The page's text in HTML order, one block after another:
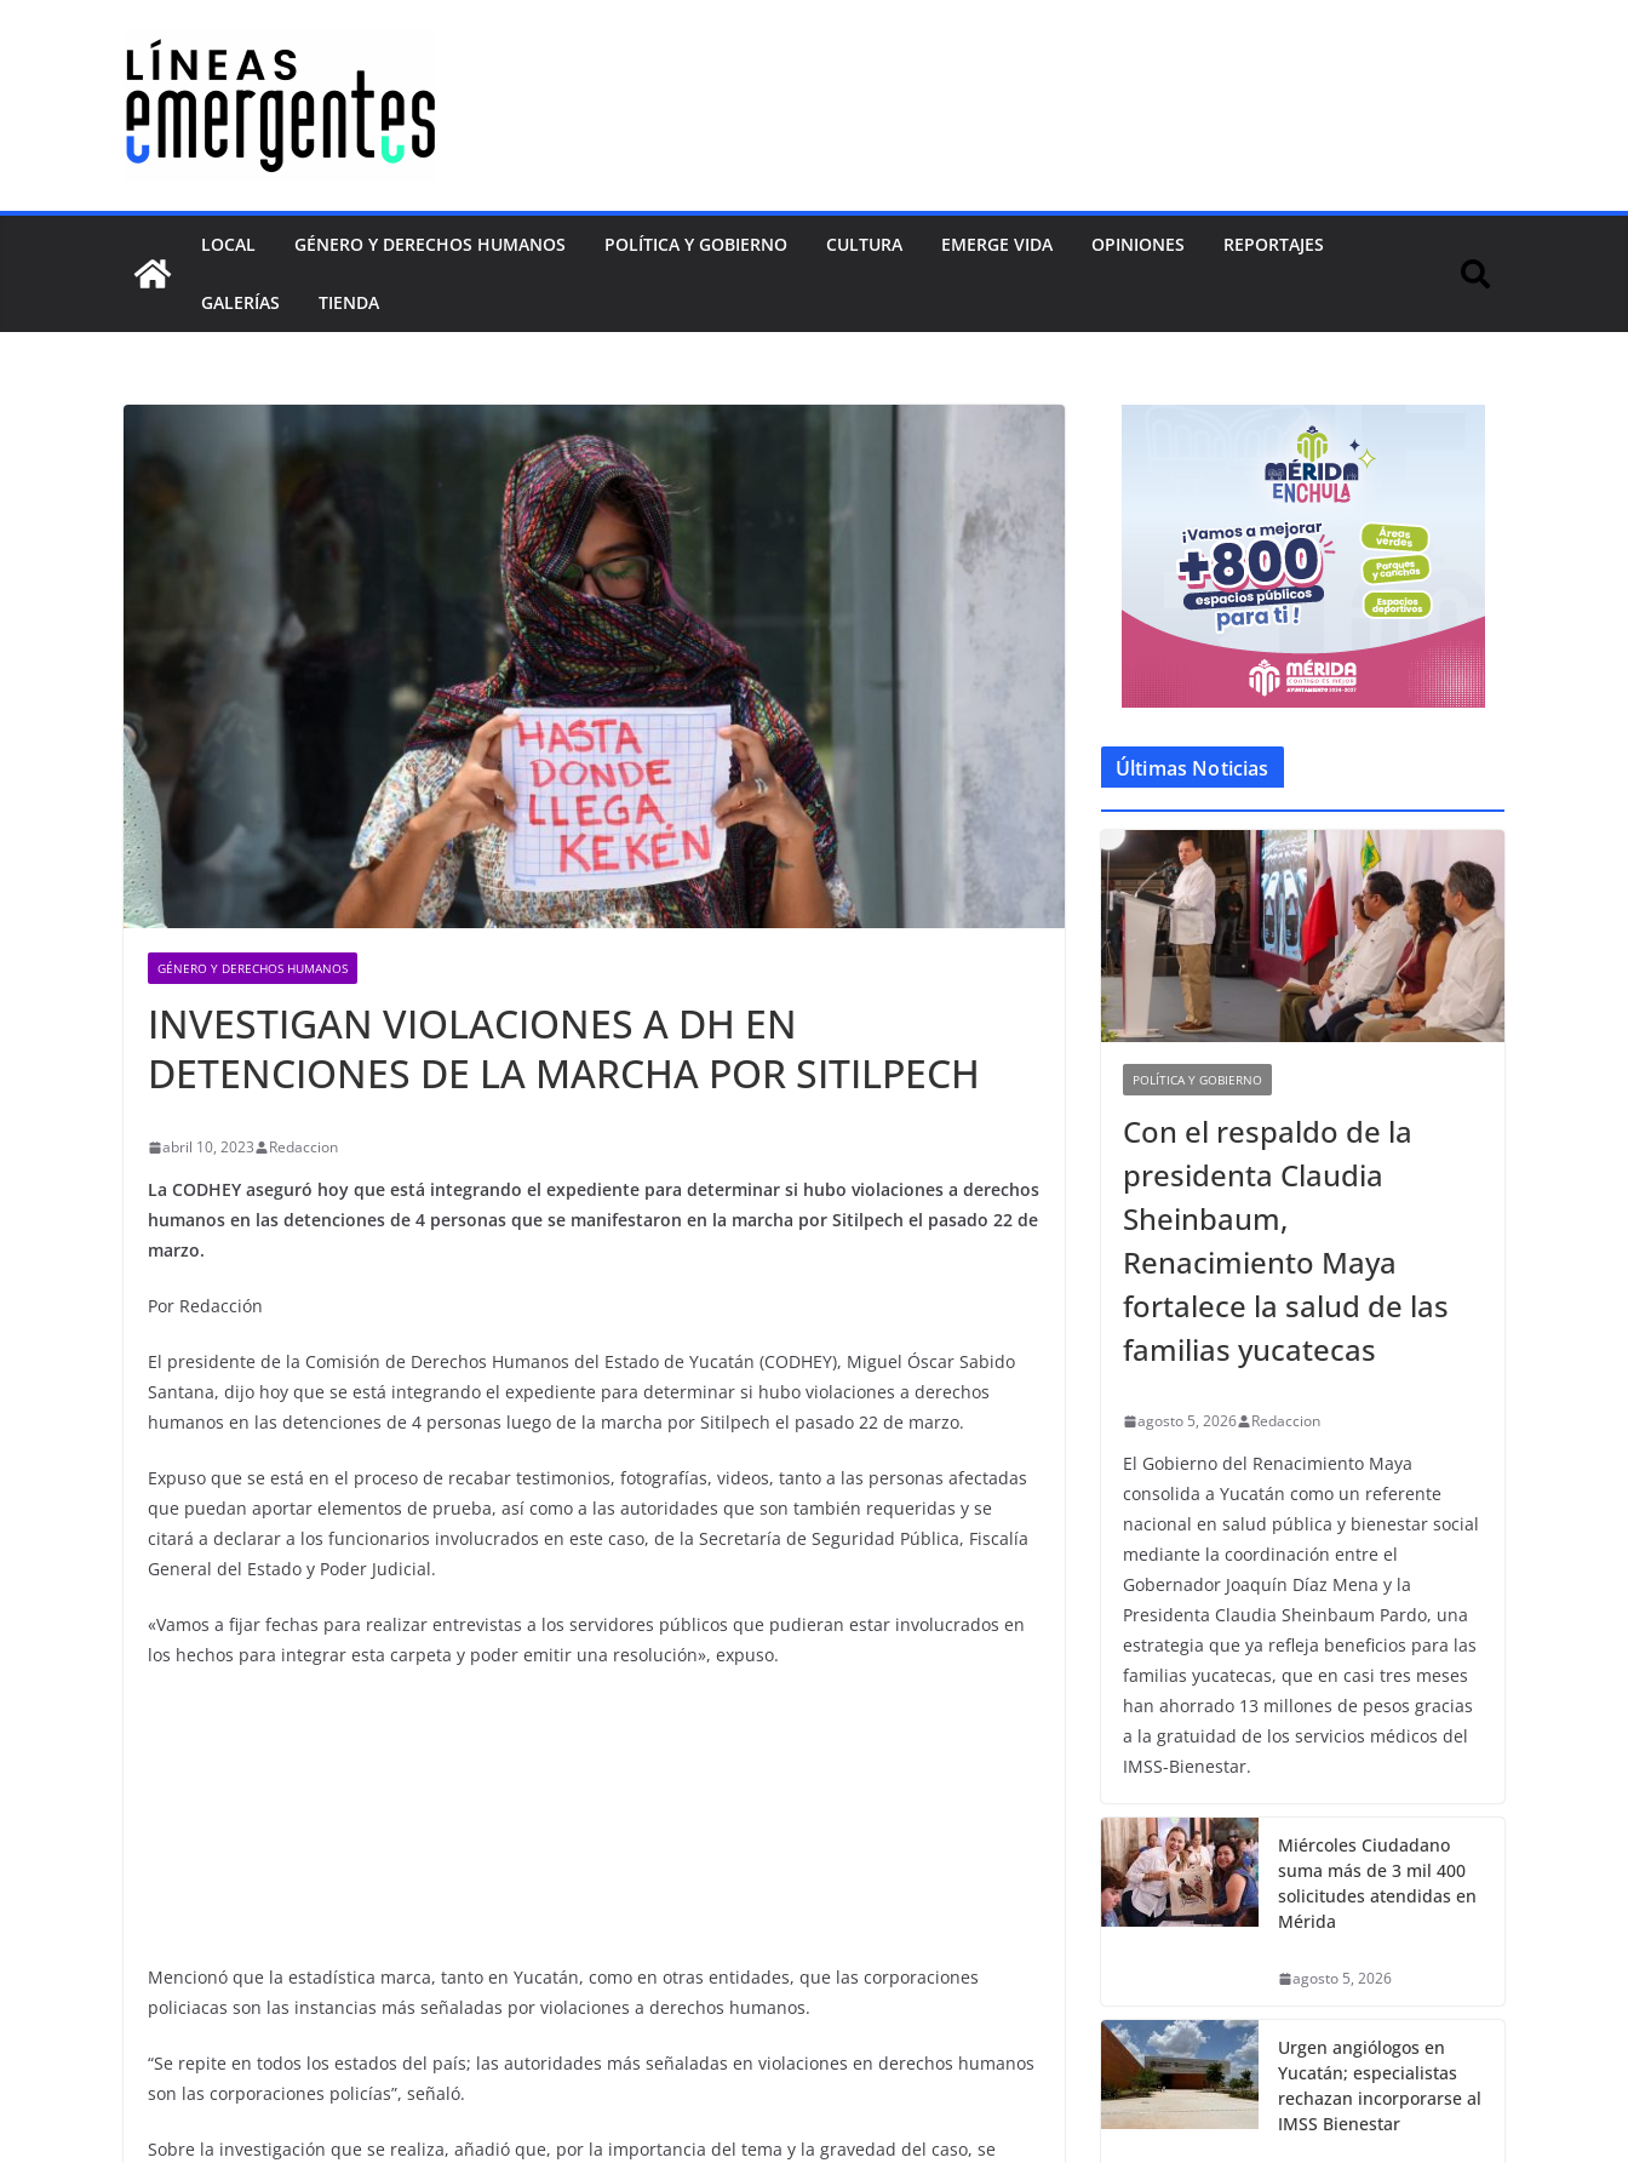
LOCAL GÉNERO Y DERECHOS HUMANOS POLÍTICA Y GOBIERNO CULTURA EMERGE VIDA OPINIONES REPORTAJES
GALERÍAS TIENDA
GÉNERO Y DERECHOS HUMANOS
INVESTIGAN VIOLACIONES A DH EN
DETENCIONES DE LA MARCHA POR SITILPECH
abril 10, 2023 Redaccion
La CODHEY aseguró hoy que está integrando el expediente para determinar si hubo violaciones a derechos
humanos en las detenciones de 4 personas que se manifestaron en la marcha por Sitilpech el pasado 22 de
marzo.
Por Redacción
El presidente de la Comisión de Derechos Humanos del Estado de Yucatán (CODHEY), Miguel Óscar Sabido
Santana, dijo hoy que se está integrando el expediente para determinar si hubo violaciones a derechos
humanos en las detenciones de 4 personas luego de la marcha por Sitilpech el pasado 22 de marzo.
Expuso que se está en el proceso de recabar testimonios, fotografías, videos, tanto a las personas afectadas
que puedan aportar elementos de prueba, así como a las autoridades que son también requeridas y se
citará a declarar a los funcionarios involucrados en este caso, de la Secretaría de Seguridad Pública, Fiscalía
General del Estado y Poder Judicial.
«Vamos a fijar fechas para realizar entrevistas a los servidores públicos que pudieran estar involucrados en
los hechos para integrar esta carpeta y poder emitir una resolución», expuso.
Mencionó que la estadística marca, tanto en Yucatán, como en otras entidades, que las corporaciones
policiacas son las instancias más señaladas por violaciones a derechos humanos.
“Se repite en todos los estados del país; las autoridades más señaladas en violaciones en derechos humanos
son las corporaciones policías”, señaló.
Sobre la investigación que se realiza, añadió que, por la importancia del tema y la gravedad del caso, se
Últimas Noticias
POLÍTICA Y GOBIERNO
Con el respaldo de la
presidenta Claudia
Sheinbaum,
Renacimiento Maya
fortalece la salud de las
familias yucatecas
agosto 5, 2026 Redaccion
El Gobierno del Renacimiento Maya
consolida a Yucatán como un referente
nacional en salud pública y bienestar social
mediante la coordinación entre el
Gobernador Joaquín Díaz Mena y la
Presidenta Claudia Sheinbaum Pardo, una
estrategia que ya refleja beneficios para las
familias yucatecas, que en casi tres meses
han ahorrado 13 millones de pesos gracias
a la gratuidad de los servicios médicos del
IMSS-Bienestar.
Miércoles Ciudadano
suma más de 3 mil 400
solicitudes atendidas en
Mérida
agosto 5, 2026
Urgen angiólogos en
Yucatán; especialistas
rechazan incorporarse al
IMSS Bienestar